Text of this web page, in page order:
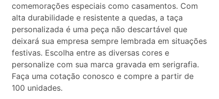
comemorações especiais como casamentos. Com
alta durabilidade e resistente a quedas, a taça
personalizada é uma peça não descartável que
deixará sua empresa sempre lembrada em situações
festivas. Escolha entre as diversas cores e
personalize com sua marca gravada em serigrafia.
Faça uma cotação conosco e compre a partir de
100 unidades.